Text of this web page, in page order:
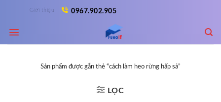
content
Giới thiệu 0967.902.905
Sản phẩm được gắn thẻ “cách làm heo rừng hấp sả”
LỌC